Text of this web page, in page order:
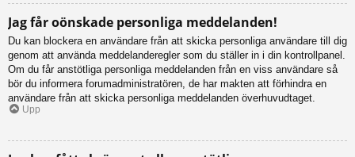
Jag får oönskade personliga meddelanden!
Du kan blockera en användare från att skicka personliga användare till dig
genom att använda meddelanderegler som du ställer in i din kontrollpanel.
Om du får anstötliga personliga meddelanden från en viss användare så
bör du informera forumadministratören, de har makten att förhindra en
användare från att skicka personliga meddelanden överhuvudtaget.
Upp